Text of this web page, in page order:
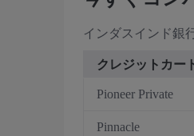
インダスインド銀
クレジットカー
Pioneer Private
Pinnacle